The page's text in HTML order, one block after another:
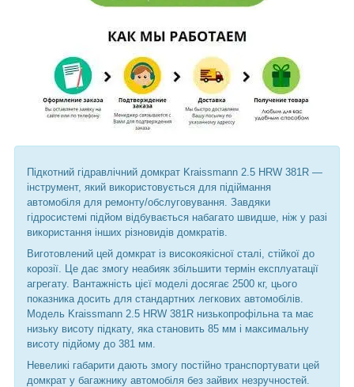
Підкотний гідравлічний домкрат Kraissmann 2.5 HRW 381R —
інструмент, який використовується для підіймання
автомобіля для ремонту/обслуговування. Завдяки
гідросистемі підйом відбувається набагато швидше, ніж у разі
використання інших різновидів домкратів.
Виготовлений цей домкрат із високоякісної сталі, стійкої до
корозії. Це дає змогу неабияк збільшити термін експлуатації
агрегату. Вантажність цієї моделі досягає 2500 кг, цього
показника досить для стандартних легкових автомобілів.
Модель Kraissmann 2.5 HRW 381R низькопрофільна та має
низьку висоту підкату, яка становить 85 мм і максимальну
висоту підйому до 381 мм.
Невеликі габарити дають змогу постійно транспортувати цей
домкрат у багажнику автомобіля без зайвих незручностей.